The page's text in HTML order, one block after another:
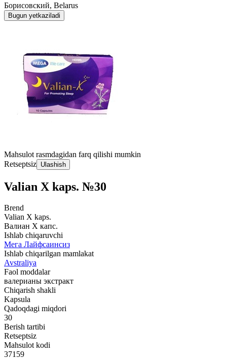
Борисовский, Belarus
Bugun yetkaziladi
Mahsulot rasmdagidan farq qilishi mumkin
Retseptsiz Ulashish
Valian X kaps. №30
Brend
Valian X kaps.
Валиан Х капс.
Ishlab chiqaruvchi
Мега Лайфсаинсиз
Ishlab chiqarilgan mamlakat
Avstraliya
Faol moddalar
валерианы экстракт
Chiqarish shakli
Kapsula
Qadoqdagi miqdori
30
Berish tartibi
Retseptsiz
Mahsulot kodi
37159